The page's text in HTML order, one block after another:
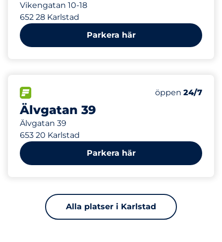
Vikengatan 10-18
652 28 Karlstad
Parkera här
Älvgatan 39
Älvgatan 39
653 20 Karlstad
Antal
Totalt antal
Lördag
öppen 24/7
293 m
Parkera här
Alla platser i Karlstad